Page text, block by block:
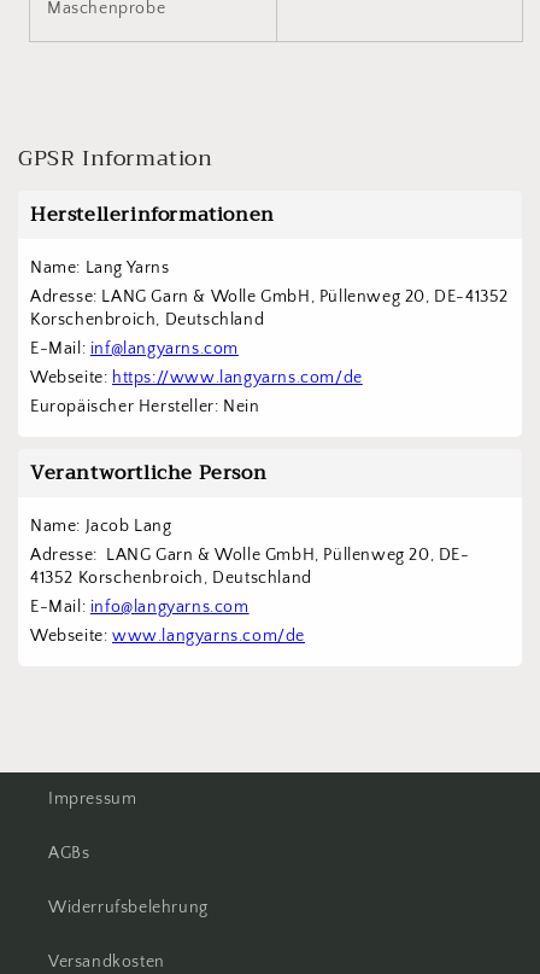
Maschenprobe
GPSR Information
Herstellerinformationen
Name: Lang Yarns
Adresse: LANG Garn & Wolle GmbH, Püllenweg 20, DE-41352
Korschenbroich, Deutschland
E-Mail: inf@langyarns.com
Webseite: https://www.langyarns.com/de
Europäischer Hersteller: Nein
Verantwortliche Person
Name: Jacob Lang
Adresse:  LANG Garn & Wolle GmbH, Püllenweg 20, DE-
41352 Korschenbroich, Deutschland
E-Mail: info@langyarns.com
Webseite: www.langyarns.com/de
Impressum
AGBs
Widerrufsbelehrung
Versandkosten